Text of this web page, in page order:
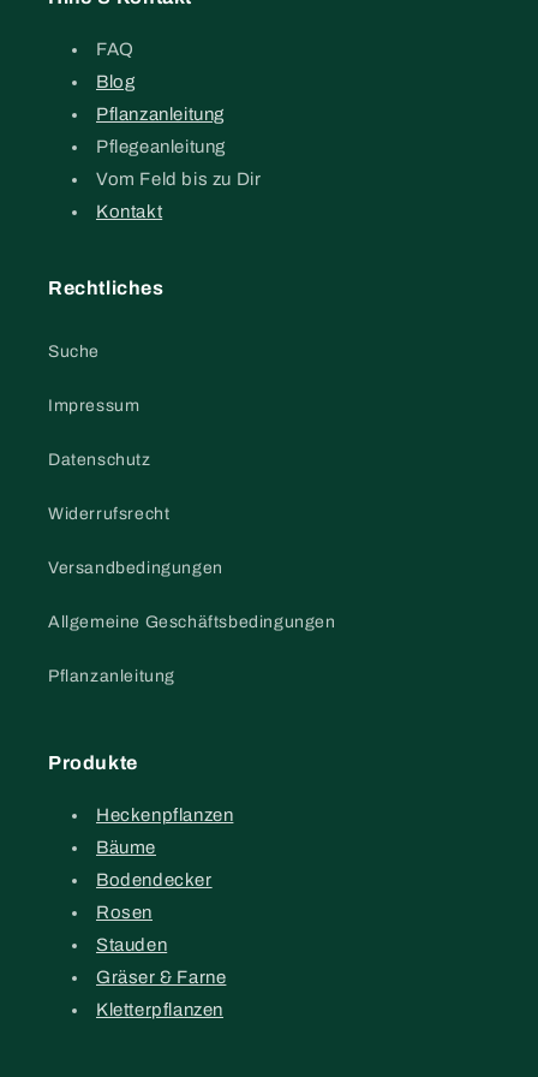
FAQ
Blog
Pflanzanleitung
Pflegeanleitung
Vom Feld bis zu Dir
Kontakt
Rechtliches
Suche
Impressum
Datenschutz
Widerrufsrecht
Versandbedingungen
Allgemeine Geschäftsbedingungen
Pflanzanleitung
Produkte
Heckenpflanzen
Bäume
Bodendecker
Rosen
Stauden
Gräser & Farne
Kletterpflanzen